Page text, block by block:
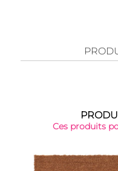
Ces produits